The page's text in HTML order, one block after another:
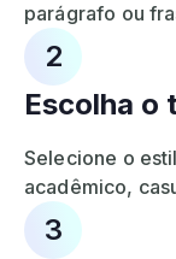
parágrafo ou
2
Escolha o
Selecione o
acadêmico,
3